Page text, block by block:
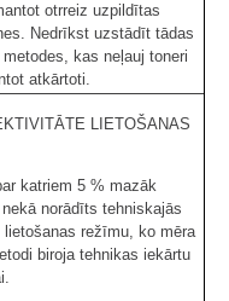
otrreiz uzpildītas
Nedrīkst uzstādīt tādas
kas neļauj toneri
atkārtoti.
LIETOŠANAS
katriem 5 % mazāk
norādīts tehniskajās
režīmu, ko mēra
biroja tehnikas iekārtu